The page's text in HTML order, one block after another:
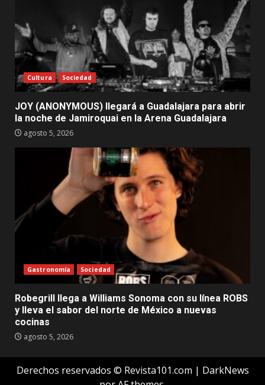
Cultura Sociedad
JOY (ANONYMOUS) llegará a Guadalajara para abrir
la noche de Jamiroquai en la Arena Guadalajara
agosto 5, 2026
Gastronomía Sociedad
Robegrill llega a Williams Sonoma con su línea ROBS
y lleva el sabor del norte de México a nuevas
cocinas
agosto 5, 2026
Derechos reservados © Revista101.com | DarkNews